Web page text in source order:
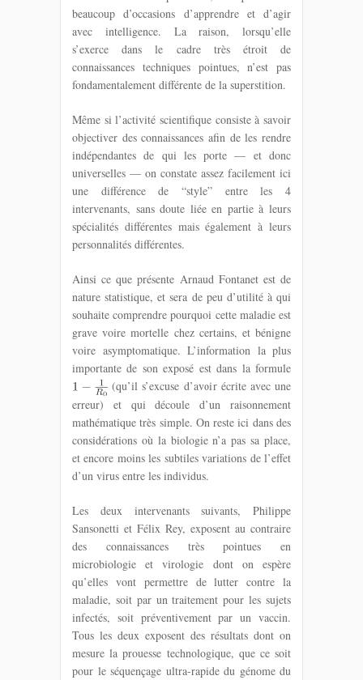
beaucoup d’occasions d’apprendre et d’agir
avec intelligence. La raison, lorsqu’elle
s’exerce dans le cadre très étroit de
connaissances techniques pointues, n’est pas
fondamentalement différente de la superstition.
Même si l’activité scientifique consiste à savoir
objectiver des connaissances afin de les rendre
indépendantes de qui les porte — et donc
universelles — on constate assez facilement ici
une différence de “style” entre les 4
intervenants, sans doute liée en partie à leurs
spécialités différentes mais également à leurs
personnalités différentes.
Ainsi ce que présente Arnaud Fontanet est de
nature statistique, et sera de peu d’utilité à qui
souhaite comprendre pourquoi cette maladie est
grave voire mortelle chez certains, et bénigne
voire asymptomatique. L’information la plus
importante de son exposé est dans la formule
(qu’il s’excuse d’avoir écrite avec une
erreur) et qui découle d’un raisonnement
mathématique très simple. On reste ici dans des
considérations où la biologie n’a pas sa place,
et encore moins les subtiles variations de l’effet
d’un virus entre les individus.
Les deux intervenants suivants, Philippe
Sansonetti et Félix Rey, exposent au contraire
des connaissances très pointues en
microbiologie et virologie dont on espère
qu’elles vont permettre de lutter contre la
maladie, soit par un traitement pour les sujets
infectés, soit préventivement par un vaccin.
Tous les deux exposent des résultats dont on
mesure la prouesse technologique, que ce soit
pour le séquençage ultra-rapide du génome du